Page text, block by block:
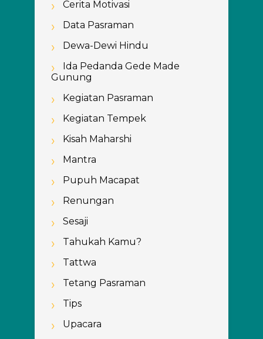
Cerita Motivasi
Data Pasraman
Dewa-Dewi Hindu
Ida Pedanda Gede Made
Gunung
Kegiatan Pasraman
Kegiatan Tempek
Kisah Maharshi
Mantra
Pupuh Macapat
Renungan
Sesaji
Tahukah Kamu?
Tattwa
Tetang Pasraman
Tips
Upacara